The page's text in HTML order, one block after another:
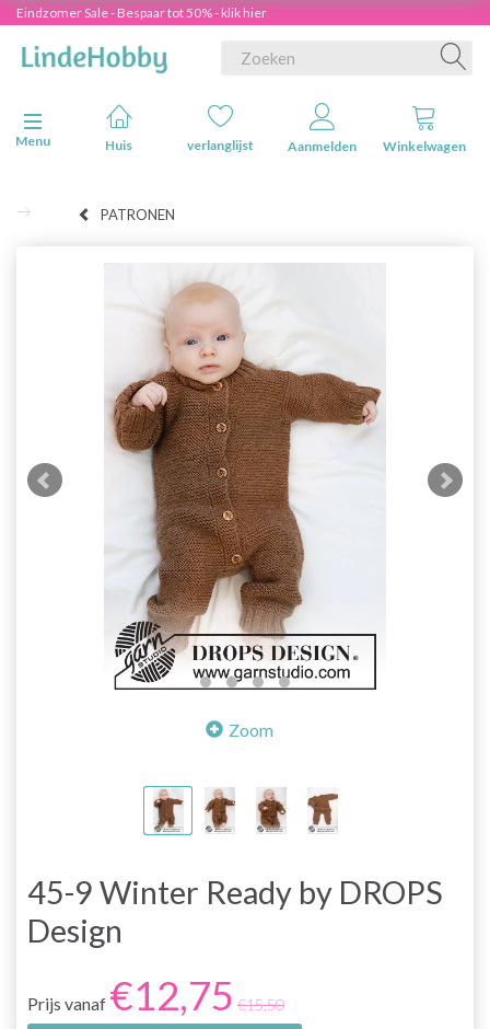
Eindzomer Sale - Bespaar tot 50% - klik hier
Navigatie in-/uitschakelen
Menu
Huis verlanglijst Aanmelden Winkelwagen
PATRONEN
Zoom
45-9 Winter Ready by DROPS
Design
Prijs vanaf €12,75 €15,50